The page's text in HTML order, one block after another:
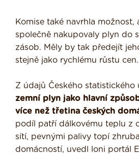
Komise také navrhla možnost,
společně nakupovaly plyn do
zásob. Měly by tak předejít
stejně jako rychlému růstu cen.
Z údajů Českého statistického
zemní plyn jako hlavní
více než třetina českých
podíl patří dálkovému teplu z
sítí, pevnými palivy topí
domácností, uvedl loni portál